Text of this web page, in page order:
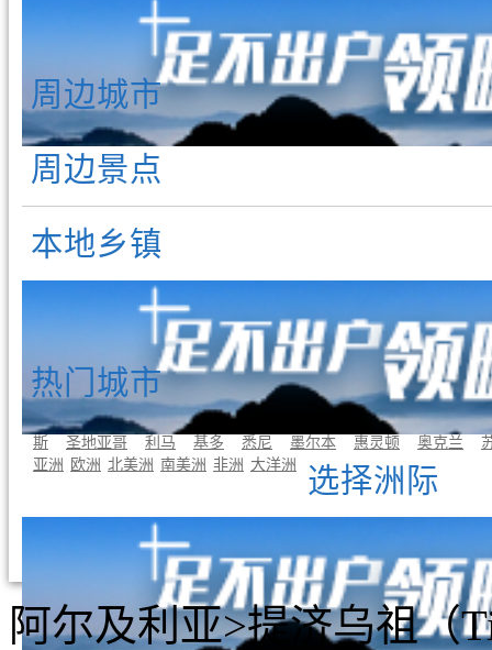
周边城市
周边景点
本地乡镇
热门城市
曼谷 东京 首尔 吉隆坡 罗马 伦敦
雅典
斯
圣地亚哥 利马 基多 悉尼 墨尔本 惠灵顿 奥克兰
选择洲际
亚洲 欧洲 北美洲 南美洲 非洲 大洋洲
阿尔及利亚>提济乌祖（